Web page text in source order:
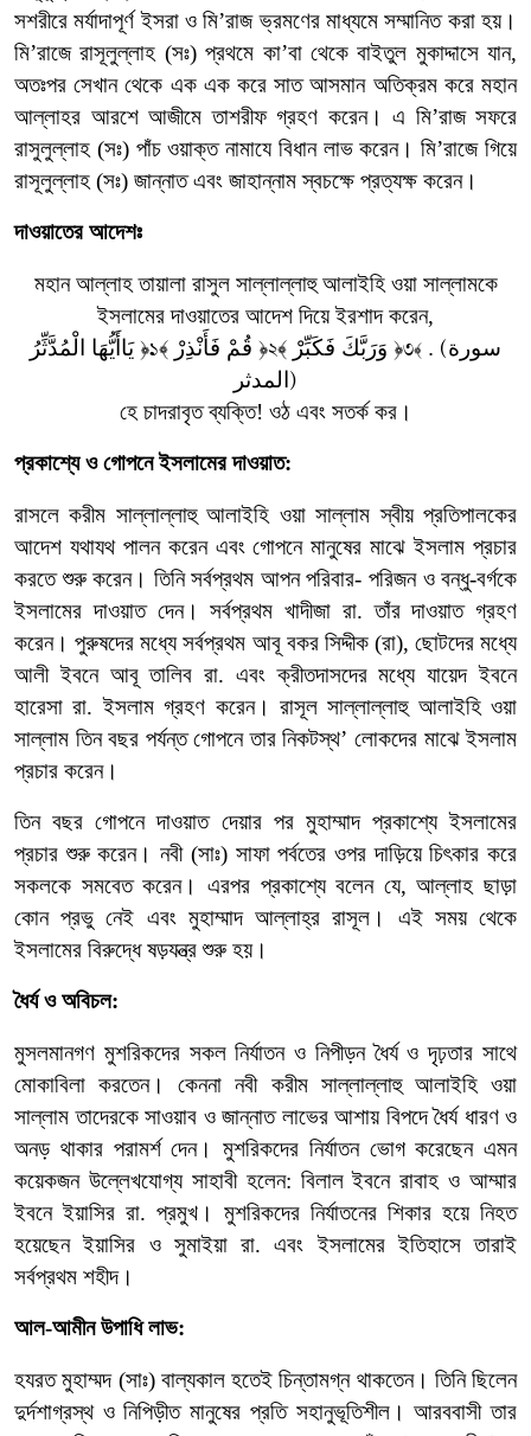
সশরীরে মর্যাদাপূর্ণ ইসরা ও মি’রাজ ভ্রমণের মাধ্যমে সম্মানিত করা হয়।
মি’রাজে রাসূলুল্লাহ (সঃ)প্রথমে কা’বা থেকে বাইতুল মুকাদ্দাসে যান,
অতঃপর সেখান থেকে এক এক করে সাত আসমান অতিক্রম করে মহান
আল্লাহর আরশে আজীমে তাশরীফ গ্রহণ করেন। এ মি’রাজ সফরে
রাসুলুল্লাহ (সঃ) পাঁচ ওয়াক্ত নামাযে বিধান লাভ করেন। মি’রাজে গিয়ে
রাসূলুল্লাহ (সঃ) জান্নাত এবং জাহান্নাম স্বচক্ষে প্রত্যক্ষ করেন।
দাওয়াতের আদেশঃ
মহান আল্লাহ তায়ালা রাসুল সাল্লাল্লাহু আলাইহি ওয়া সাল্লামকে
ইসলামের দাওয়াতের আদেশ দিয়ে ইরশাদ করেন,
يَاأَيُّهَا الْمُدَّثِّرُ ﴿১ ﴾ قُمْ فَأَنْذِرْ ﴿২ ﴾ وَرَبَّكَ فَكَبِّرْ ﴿৩﴾ . (سورة
المدثر)
হে চাদরাবৃত ব্যক্তি! ওঠ এবং সতর্ক কর।
প্রকাশ্যেও গোপনে ইসলামের দাওয়াত:
রাসলে করীম সাল্লাল্লাহু আলাইহি ওয়া সাল্লাম স্বীয় প্রতিপালকের
আদেশ যথাযথ পালন করেন এবং গোপনে মানুষের মাঝে ইসলাম প্রচার
করতে শুরু করেন। তিনি সর্বপ্রথম আপন পরিবার- পরিজন ও বন্ধু-বর্গকে
ইসলামের দাওয়াত দেন। সর্বপ্রথম খাদীজা রা.তাঁর দাওয়াত গ্রহণ
করেন। পুরুষদের মধ্যে সর্বপ্রথম আবূ বকর সিদ্দীক(রা), ছোটদের মধ্যে
আলী ইবনে আবূ তালিব রা. এবং ক্রীতদাসদের মধ্যে যায়েদ ইবনে
হারেসা রা.ইসলাম গ্রহণ করেন। রাসূল সাল্লাল্লাহু আলাইহি ওয়া
সাল্লাম তিন বছর পর্যন্ত গোপনে তার নিকটস্থ’ লোকদের মাঝে ইসলাম
প্রচার করেন।
তিন বছর গোপনে দাওয়াত দেয়ার পর মুহাম্মাদ প্রকাশ্যে ইসলামের
প্রচার শুরু করেন। নবী(সাঃ) সাফা পর্বতের ওপর দাড়িয়ে চিৎকার করে
সকলকে সমবেত করেন। এরপর প্রকাশ্যে বলেন যে,আল্লাহ ছাড়া
কোন প্রভু নেই এবং মুহাম্মাদ আল্লাহ্র রাসূল। এই সময় থেকে
ইসলামের বিরুদ্ধে ষড়যন্ত্র শুরু হয়।
ধৈর্য ও অবিচল:
মুসলমানগণ মুশরিকদের সকল নির্যাতন ও নিপীড়ন ধৈর্য ও দৃঢ়তার সাথে
মোকাবিলা করতেন। কেননা নবী করীম সাল্লাল্লাহু আলাইহি ওয়া
সাল্লাম তাদেরকে সাওয়াব ও জান্নাত লাভের আশায় বিপদে ধৈর্য ধারণ ও
অনড় থাকার পরামর্শ দেন। মুশরিকদের নির্যাতন ভোগ করেছেন এমন
কয়েকজন উল্লেখযোগ্য সাহাবী হলেন: বিলাল ইবনে রাবাহ ও আম্মার
ইবনে ইয়াসির রা. প্রমুখ। মুশরিকদের নির্যাতনের শিকার হয়ে নিহত
হয়েছেন ইয়াসির ও সুমাইয়া রা.এবং ইসলামের ইতিহাসে তারাই
সর্বপ্রথম শহীদ।
আল-আমীন উপাধি লাভ:
হযরত মুহাম্মদ(সাঃ) বাল্যকাল হতেই চিন্তামগ্ন থাকতেন। তিনি ছিলেন
দুর্দশাগ্রস্থ ও নিপিড়ীত মানুষের প্রতি সহানুভূতিশীল। আরববাসী তার